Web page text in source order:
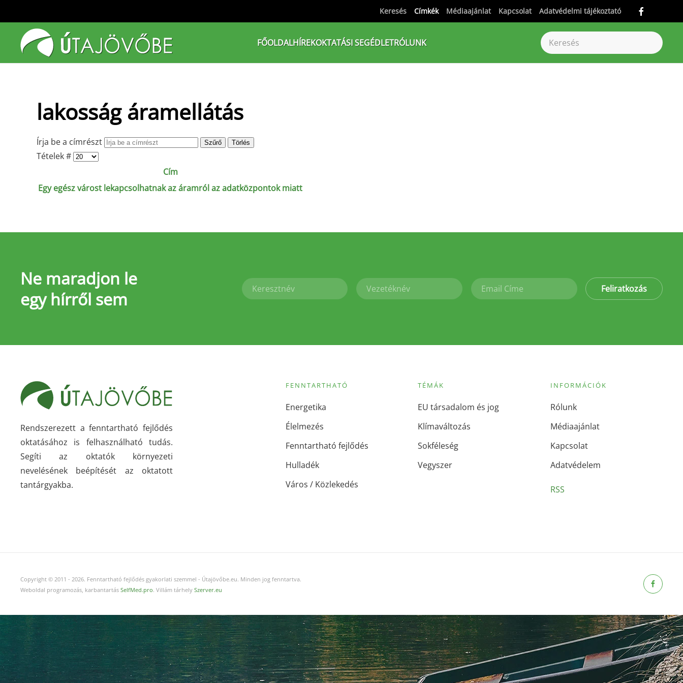
Fő tartalom átugrása
Keresés Címkék Médiaajánlat Kapcsolat Adatvédelmi tájékoztató
FŐOLDALHÍREKOKTATÁSI SEGÉDLETRÓLUNK
lakosság áramellátás
Írja be a címrészt Szűrő Törlés
Tételek #
Cím
Egy egész várost lekapcsolhatnak az áramról az adatközpontok miatt
Ne maradjon le
egy hírről sem
Feliratkozás
Rendszerezett a fenntartható fejlődés
oktatásához is felhasználható tudás.
Segíti az oktatók környezeti
nevelésének beépítését az oktatott
tantárgyakba.
FENNTARTHATÓ
Energetika
Élelmezés
Fenntartható fejlődés
Hulladék
Város / Közlekedés
TÉMÁK
EU társadalom és jog
Klímaváltozás
Sokféleség
Vegyszer
INFORMÁCIÓK
Rólunk
Médiaajánlat
Kapcsolat
Adatvédelem
RSS
Copyright © 2011 - 2026. Fenntartható fejlődés gyakorlati szemmel - Útajövőbe.eu. Minden jog fenntartva.
Weboldal programozás, karbantartás SelfMed.pro. Villám tárhely Szerver.eu